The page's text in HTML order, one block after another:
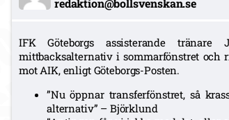
redaktion@bollsvenskan.se
IFK Göteborgs assisterande
mittbacksalternativ i sommarfönstret och
mot AIK, enligt Göteborgs-Posten.
”Nu öppnar transferfönstret, så
alternativ” – Björklund